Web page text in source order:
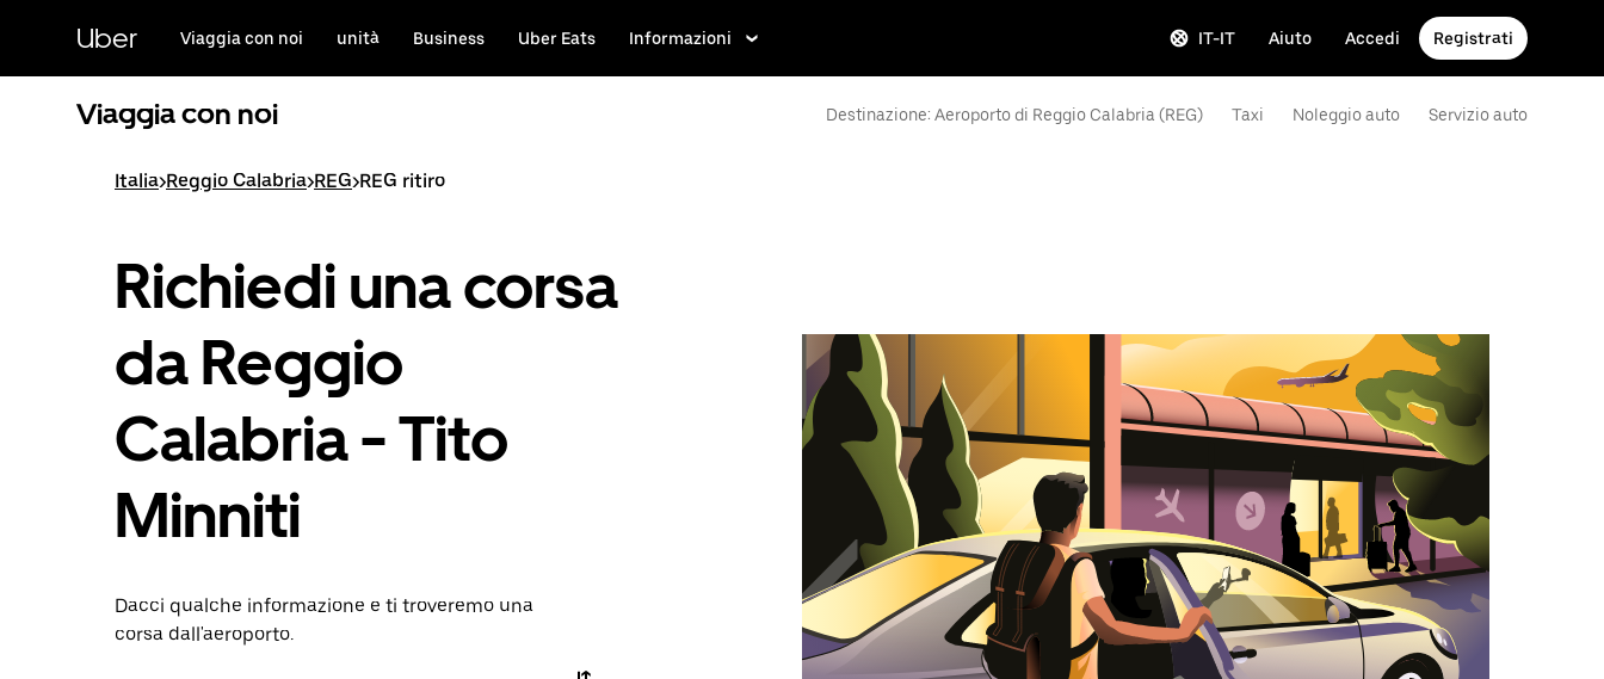
contenuto
principale
Uber Viaggia con noi unità Business Uber Eats Informazioni IT-IT Aiuto Accedi Registrati
Viaggia con noi Destinazione: Aeroporto di Reggio Calabria (REG) Taxi Noleggio auto Servizio auto
Italia>Reggio Calabria>REG>REG ritiro
Richiedi una corsa
da Reggio
Calabria - Tito
Minniti
Dacci qualche informazione e ti troveremo una
corsa dall'aeroporto.